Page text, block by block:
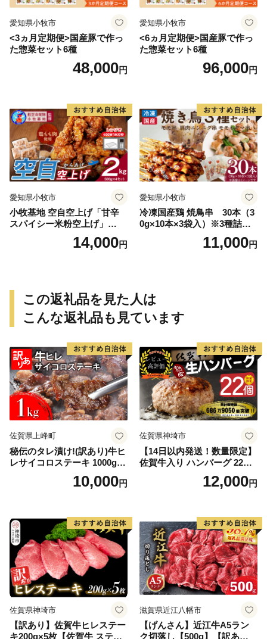
愛知県小牧市
<3ヵ月定期便>国産豚で作っ
た惣菜セット6種
48,000円
愛知県小牧市
<6ヵ月定期便>国産豚で作っ
た惣菜セット6種
96,000円
愛知県小牧市
小牧基地 空自空上げ「甘辛
スパイシー米粉空上げ」
（計2kg 500g×4袋）手羽先
14,000円
愛知県小牧市
冷凍国産鶏 焼鳥串 30本（3
0g×10本×3袋入）※3種詰め
合わせ 焼き鳥 おつまみ バー
ベキュー 小分け 国産 鶏肉 焼
せ
11,000円
この返礼品を見た人は
こんな返礼品も見ています
佐賀県上峰町
秘伝のタレ漬け!(訳あり)牛ヒ
レサイコロステーキ 1000g
10,000円
佐賀県神埼市
【14日以内発送！数量限定】
佐賀牛入り ハンバーグ 22個
2.6kg(120g×22個)【佐賀牛
黒毛和牛 ブランド牛 九州 ハ
気】(H083106)
12,000円
佐賀県神埼市
【訳あり】佐賀牛ヒレステー
キ200g×5枚【佐賀牛 ステー
滋賀県近江八幡市
【げんさん】近江牛A5ラン
ク切落し【500g】【訳あり】